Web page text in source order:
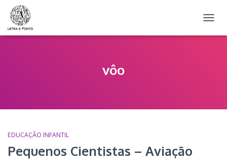
vôo
EDUCAÇÃO INFANTIL
Pequenos Cientistas – Aviação